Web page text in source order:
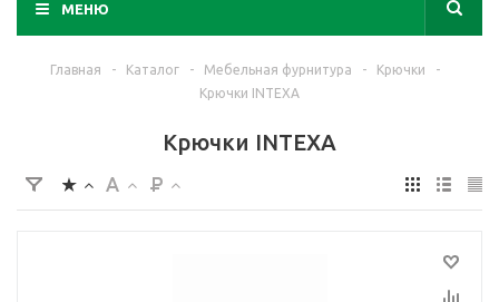
МЕНЮ
Главная - Каталог - Мебельная фурнитура - Крючки
-
Крючки INTEXA
Крючки INTEXA